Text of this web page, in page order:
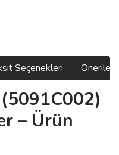
Seçenekleri
– Ürün